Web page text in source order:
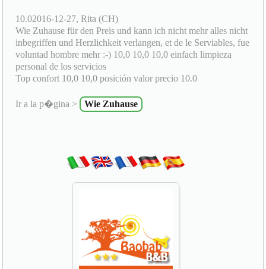
10.02016-12-27, Rita (CH)
Wie Zuhause für den Preis und kann ich nicht mehr alles nicht
inbegriffen und Herzlichkeit verlangen, et de le Serviables, fue
voluntad hombre mehr :-) 10,0 10,0 10,0 einfach limpieza
personal de los servicios
Top confort 10,0 10,0 posición valor precio 10.0
Ir a la p�gina > Wie Zuhause